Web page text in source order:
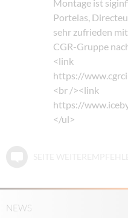
Montage ist
Portelas,
sehr zufrieden
CGR-Gruppe
<link
https://
<br /><link
https://
</ul>
NEWS